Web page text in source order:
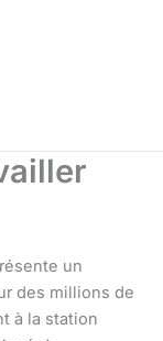
un
des millions de
à la station